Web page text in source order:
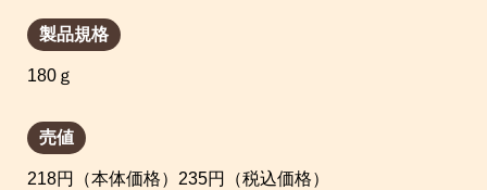
製品規格
180ｇ
売値
218円（本体価格）235円（税込価格）